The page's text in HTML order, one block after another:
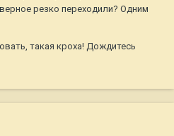
резко переходили? Одним
такая кроха! Дождитесь